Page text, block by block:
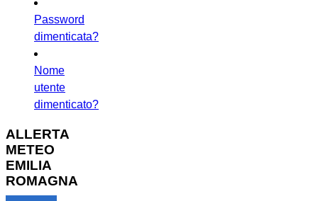
Password
dimenticata?
Nome
utente
dimenticato?
ALLERTA
METEO
EMILIA
ROMAGNA